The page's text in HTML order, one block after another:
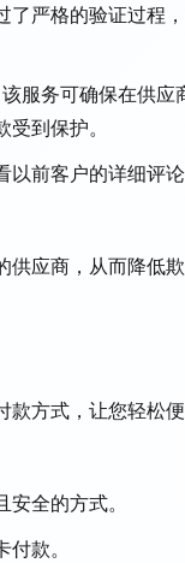
了严格的验证过程
服务可确保在供应
到保护。
以前客户的详细评
供应商，从而降低
款方式，让您轻松
全的方式。
款。